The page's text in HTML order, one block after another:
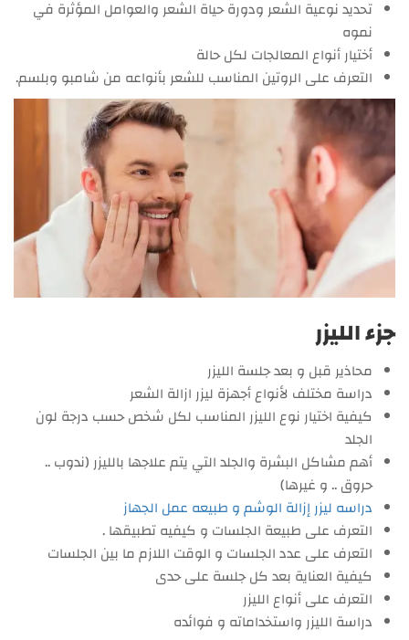
تحديد نوعية الشعر ودورة حياة الشعر والعوامل المؤثرة في
نموه
أختيار أنواع المعالجات لكل حالة
التعرف على الروتين المناسب للشعر بأنواعه من شامبو وبلسم.
جزء الليزر
محاذير قبل و بعد جلسة الليزر
دراسة مختلف لأنواع أجهزة ليزر ازالة الشعر
كيفية اختيار نوع الليزر المناسب لكل شخص حسب درجة لون
الجلد
أهم مشاكل البشرة والجلد التي يتم علاجها بالليزر (ندوب ..
حروق .. و غيرها)
دراسه ليزر إزالة الوشم و طبيعه عمل الجهاز
التعرف على طبيعة الجلسات و كيفيه تطبيقها .
التعرف على عدد الجلسات و الوقت اللازم ما بين الجلسات
كيفية العناية بعد كل جلسة على حدى
التعرف على أنواع الليزر
دراسة الليزر واستخداماته و فوائده